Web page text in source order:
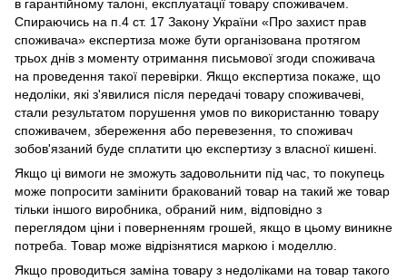
в гарантійному талоні, експлуатації товару споживачем.
Спираючись на п.4 ст. 17 Закону України «Про захист прав
споживача» експертиза може бути організована протягом
трьох днів з моменту отримання письмової згоди споживача
на проведення такої перевірки. Якщо експертиза покаже, що
недоліки, які з'явилися після передачі товару споживачеві,
стали результатом порушення умов по використанню товару
споживачем, збереження або перевезення, то споживач
зобов'язаний буде сплатити цю експертизу з власної кишені.
Якщо ці вимоги не зможуть задовольнити під час, то покупець
може попросити замінити бракований товар на такий же товар
тільки іншого виробника, обраний ним, відповідно з
переглядом ціни і поверненням грошей, якщо в цьому виникне
потреба. Товар може відрізнятися маркою і моделлю.
Якщо проводиться заміна товару з недоліками на товар такого